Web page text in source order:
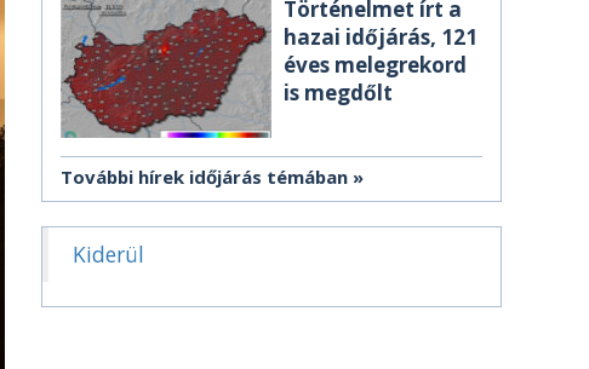
Történelmet írt a
hazai időjárás, 121
éves melegrekord
is megdőlt
További hírek időjárás témában
Kiderül